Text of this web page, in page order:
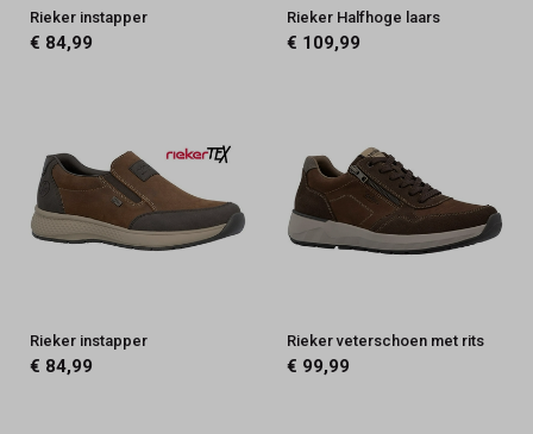
Rieker instapper
€ 84,99
Rieker Halfhoge laars
€ 109,99
Rieker instapper
€ 84,99
Rieker veterschoen met rits
€ 99,99